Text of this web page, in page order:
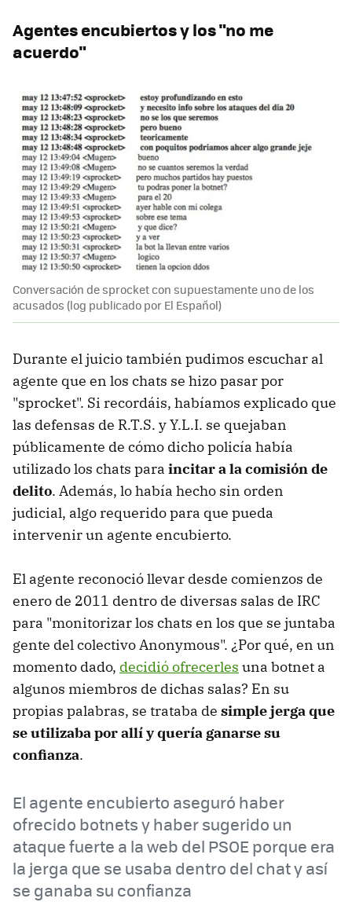
Agentes encubiertos y los "no me
acuerdo"
Conversación de sprocket con supuestamente uno de los
acusados (log publicado por El Español)
Durante el juicio también pudimos escuchar al
agente que en los chats se hizo pasar por
"sprocket". Si recordáis, habíamos explicado que
las defensas de R.T.S. y Y.L.I. se quejaban
públicamente de cómo dicho policía había
utilizado los chats para incitar a la comisión de
delito. Además, lo había hecho sin orden
judicial, algo requerido para que pueda
intervenir un agente encubierto.
El agente reconoció llevar desde comienzos de
enero de 2011 dentro de diversas salas de IRC
para "monitorizar los chats en los que se juntaba
gente del colectivo Anonymous". ¿Por qué, en un
momento dado, decidió ofrecerles una botnet a
algunos miembros de dichas salas? En su
propias palabras, se trataba de simple jerga que
se utilizaba por allí y quería ganarse su
confianza.
El agente encubierto aseguró haber
ofrecido botnets y haber sugerido un
ataque fuerte a la web del PSOE porque era
la jerga que se usaba dentro del chat y así
se ganaba su confianza